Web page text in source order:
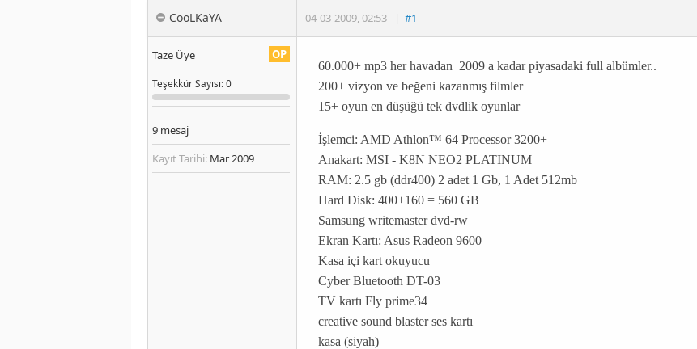
CooLKaYA 04-03-2009,02:53 | #1
OP
Taze Üye
TeşekkürSayısı: 0
9 mesaj
Kayıt Tarihi: Mar 2009
60.000+ mp3 her havadan 2009 a kadar piyasadaki full albümler..
200+ vizyon ve beğeni kazanmış filmler
15+ oyun en düşüğü tek dvdlik oyunlar
İşlemci: AMD Athlon™ 64 Processor 3200+
Anakart: MSI - K8N NEO2 PLATINUM
RAM: 2.5 gb (ddr400) 2 adet 1 Gb, 1 Adet 512mb
Hard Disk: 400+160 = 560 GB
Samsung writemaster dvd-rw
Ekran Kartı: Asus Radeon 9600
Kasa içi kart okuyucu
Cyber Bluetooth DT-03
TV kartı Fly prime34
creative sound blaster ses kartı
kasa (siyah)